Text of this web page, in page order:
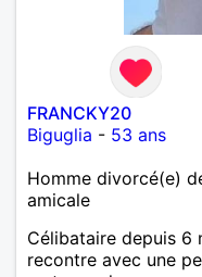
FRANCKY20
Biguglia - 53 ans
Homme divorcé(e)
amicale
Célibataire depuis 6
recontre avec une